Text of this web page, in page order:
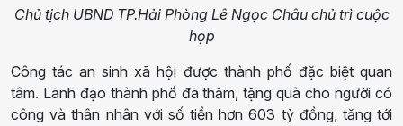
Chủ tịch UBND TP.Hải Phòng Lê Ngọc Châu chủ trì cuộc
họp
Công tác an sinh xã hội được thành phố đặc biệt quan
tâm. Lãnh đạo thành phố đã thăm, tặng quà cho người có
công và thân nhân với số tiền hơn 603 tỷ đồng, tăng tới